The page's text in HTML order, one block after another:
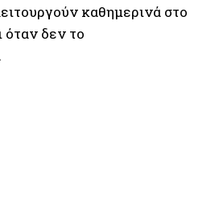
καθημερινά στο
όταν δεν το